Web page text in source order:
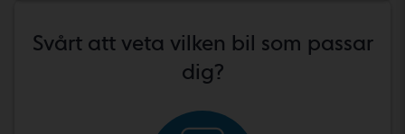
Svårt att veta vilken bil som passar
dig?